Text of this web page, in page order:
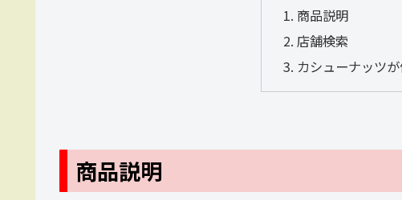
商品説明
店舗検索
カシューナッツ
商品説明